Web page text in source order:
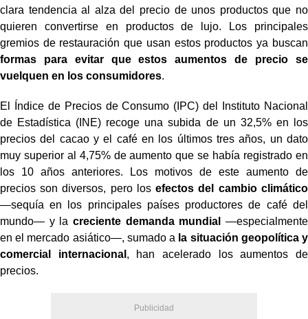
clara tendencia al alza del precio de unos productos que no
quieren convertirse en productos de lujo. Los principales
gremios de restauración que usan estos productos ya buscan
formas para evitar que estos aumentos de precio se
vuelquen en los consumidores.
El Índice de Precios de Consumo (IPC) del Instituto Nacional
de Estadística (INE) recoge una subida de un 32,5% en los
precios del cacao y el café en los últimos tres años, un dato
muy superior al 4,75% de aumento que se había registrado en
los 10 años anteriores. Los motivos de este aumento de
precios son diversos, pero losefectos del cambio climático
—sequía en los principales países productores de café del
mundo— y la creciente demanda mundial
—especialmente
en el mercado asiático—, sumado a la situación geopolítica y
comercial internacional , han acelerado los aumentos de
precios.